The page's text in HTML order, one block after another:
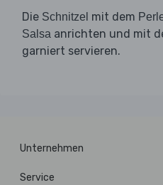
Die Schnitzel mit dem
Salsa anrichten und mit
garniert servieren.
Unternehmen
Service